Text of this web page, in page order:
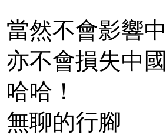
當然不會影響
亦不會損失中
哈哈！
無聊的行腳